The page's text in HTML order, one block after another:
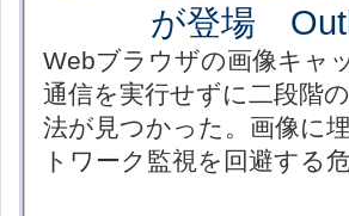
が登場
Webブラウザの画像キャ
通信を実行せずに二段階
法が見つかった。画像に
トワーク監視を回避する